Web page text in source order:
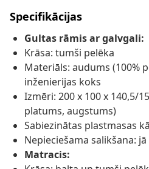
Specifikācijas
Gultas rāmis ar galvgali:
Krāsa: tumši pelēka
Materiāls: audums (100%
inženierijas koks
Izmēri: 200 x 100 x 140,5/
platums, augstums)
Sabiezinātas plastmasas
Nepieciešama salikšana: jā
Matracis: